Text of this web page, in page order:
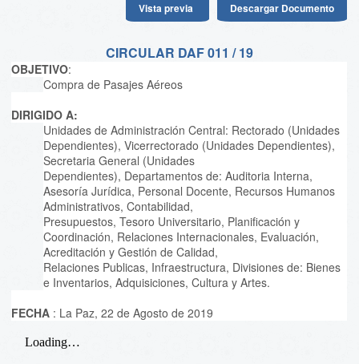
Vista previa Descargar Documento
CIRCULAR DAF 011 / 19
OBJETIVO:
Compra de Pasajes Aéreos
DIRIGIDO A:
Unidades de Administración Central: Rectorado (Unidades
Dependientes), Vicerrectorado (Unidades Dependientes),
Secretaria General (Unidades
Dependientes), Departamentos de: Auditoria Interna,
Asesoría Jurídica, Personal Docente, Recursos Humanos
Administrativos, Contabilidad,
Presupuestos, Tesoro Universitario, Planificación y
Coordinación, Relaciones Internacionales, Evaluación,
Acreditación y Gestión de Calidad,
Relaciones Publicas, Infraestructura, Divisiones de: Bienes
e Inventarios, Adquisiciones, Cultura y Artes.
FECHA : La Paz, 22 de Agosto de 2019